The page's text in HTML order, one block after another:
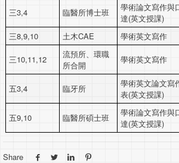
三3,4 臨醫所博士班
學術論文寫作與
達(英文授課)
三8,9,10 土木CAE 學術英文寫作
三10,11,12
流預所、環職
所合開
學術英文寫作
五3,4 臨牙所
學術英文論文寫
表(英文授課)
五9,10 臨醫所碩士班
學術論文寫作與
達(英文授課)
Share